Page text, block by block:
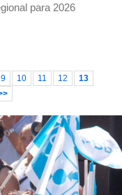
para 2026
9 10 11 12
13